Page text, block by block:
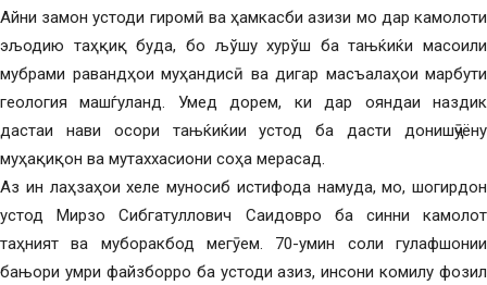
Айни замон устоди гиромӣ ва ҳамкасби азизи мо дар камолоти
эљодию таҳқиқ буда, бо љўшу хурўш ба тањќиќи масоили
мубрами равандҳои муҳандисӣ ва дигар масъалаҳои марбути
геология машѓуланд. Умед дорем, ки дар ояндаи наздик
дастаи нави осори тањќиќии устод ба дасти донишҷӯёну
муҳақиқон ва мутаххасиони соҳа мерасад.
Аз ин лаҳзаҳои хеле муносиб истифода намуда, мо, шогирдон
устод Мирзо Сибгатуллович Саидовро ба синни камолот
таҳният ва муборакбод мегӯем. 70-умин соли гулафшонии
бањори умри файзборро ба устоди азиз, инсони комилу фозил